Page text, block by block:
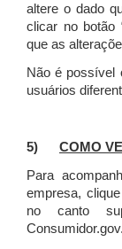
altere o dado
clicar no botão
que as
Não é possível
usuários
5) COMO
Para
empresa,
no canto